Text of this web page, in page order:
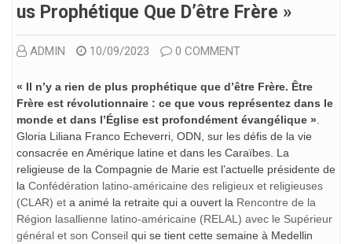
Us Prophétique Que D’être Frère »
ADMIN 10/09/2023 0 COMMENT
« Il n’y a rien de plus prophétique que d’être Frère. Être
Frère est révolutionnaire : ce que vous représentez dans le
monde et dans l’Église est profondément évangélique »
Gloria Liliana Franco Echeverri, ODN, sur les défis de la vie
consacrée en Amérique latine et dans les Caraïbes. La
religieuse de la Compagnie de Marie est l’actuelle présidente de
la Confédération latino-américaine des religieux et religieuses
(CLAR) et a animé la retraite qui a ouvert la Rencontre de la
Région lasallienne latino-américaine (RELAL) avec le Supérieur
général et son Conseil qui se tient cette semaine à Medellin